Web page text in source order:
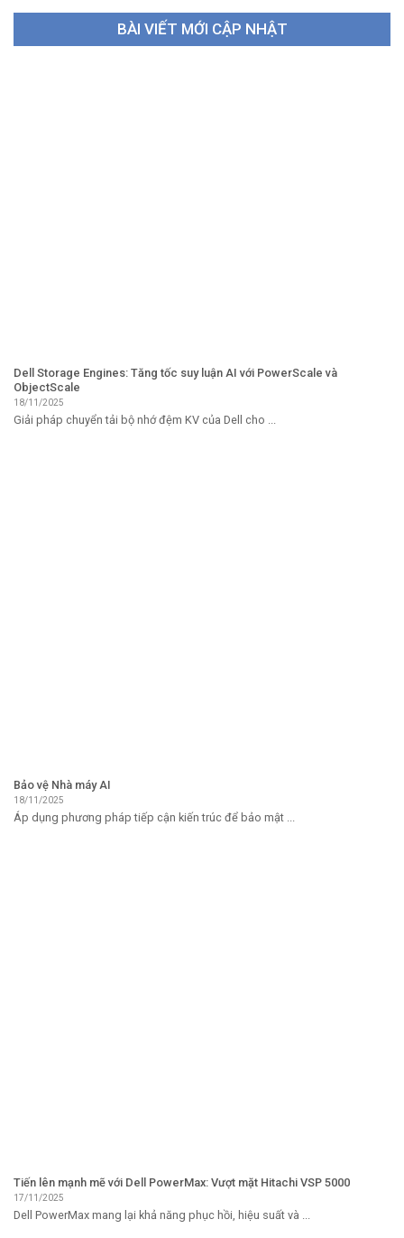
BÀI VIẾT MỚI CẬP NHẬT
Dell Storage Engines: Tăng tốc suy luận AI với PowerScale và
ObjectScale
18/11/2025
Giải pháp chuyển tải bộ nhớ đệm KV của Dell cho ...
Bảo vệ Nhà máy AI
18/11/2025
Áp dụng phương pháp tiếp cận kiến ​​trúc để bảo mật ...
Tiến lên mạnh mẽ với Dell PowerMax: Vượt mặt Hitachi VSP 5000
17/11/2025
Dell PowerMax mang lại khả năng phục hồi, hiệu suất và ...